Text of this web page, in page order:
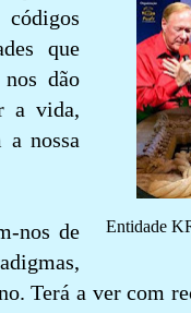
Entidade
que
dão
a vida,
nossa
nos de
Terá a ver com